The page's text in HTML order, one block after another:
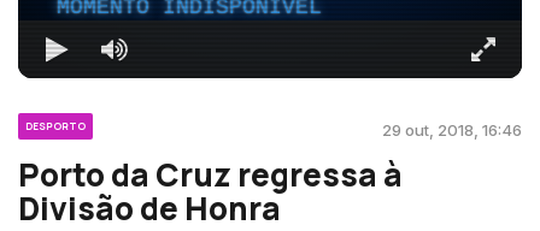
MOMENTO INDISPONÍVEL
DESPORTO 29 out, 2018, 16:46
Porto da Cruz regressa à
Divisão de Honra